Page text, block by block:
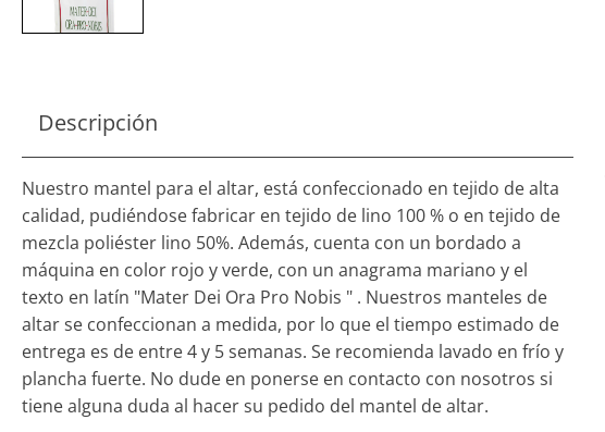
Descripción
Nuestro mantel para el altar, está confeccionado en tejido de alta
calidad, pudiéndose fabricar en tejido de lino 100 % o en tejido de
mezcla poliéster lino 50%. Además, cuenta con un bordado a
máquina en color rojo y verde, con un anagrama mariano y el
texto en latín "Mater Dei Ora Pro Nobis " . Nuestros manteles de
altar se confeccionan a medida, por lo que el tiempo estimado de
entrega es de entre 4 y 5 semanas. Se recomienda lavado en frío y
plancha fuerte. No dude en ponerse en contacto con nosotros si
tiene alguna duda al hacer su pedido del mantel de altar.